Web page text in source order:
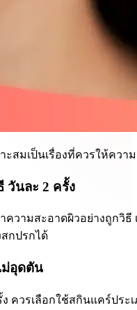
ะสมเป็นเรื่องที่ควรให้ค
วันละ 2 ครั้ง
วามสะอาดผิวอย่างถูกวิ
กปรกได้
ม่อุดตัน
วรเลือกใช้สกินแคร์ประเ